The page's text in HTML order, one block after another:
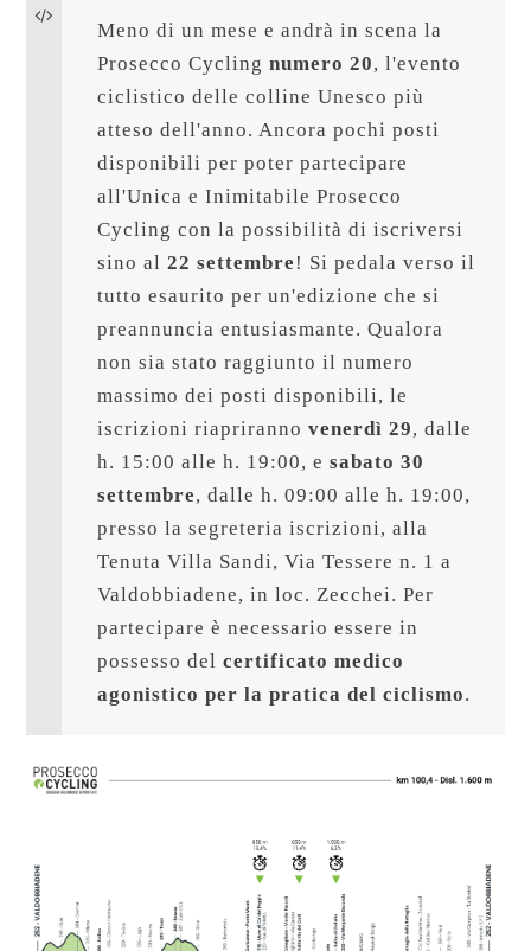
Meno di un mese e andrà in scena la
Prosecco Cycling numero 20, l'evento
ciclistico delle colline Unesco più
atteso dell'anno. Ancora pochi posti
disponibili per poter partecipare
all'Unica e Inimitabile Prosecco
Cycling con la possibilità di iscriversi
sino al 22 settembre ! Si pedala verso il
tutto esaurito per un'edizione che si
preannuncia entusiasmante. Qualora
non sia stato raggiunto il numero
massimo dei posti disponibili, le
iscrizioni riapriranno venerdì 29, dalle
h. 15:00 alle h. 19:00, e sabato 30
settembre, dalle h. 09:00 alle h. 19:00,
presso la segreteria iscrizioni, alla
Tenuta Villa Sandi, Via Tessere n. 1 a
Valdobbiadene, in loc. Zecchei. Per
partecipare è necessario essere in
possesso del certificato medico
agonistico per la pratica del ciclismo.